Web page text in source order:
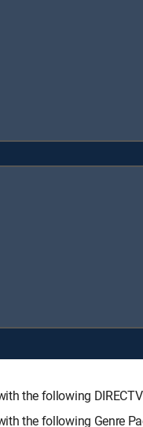
the following DIRECTV
the following Genre